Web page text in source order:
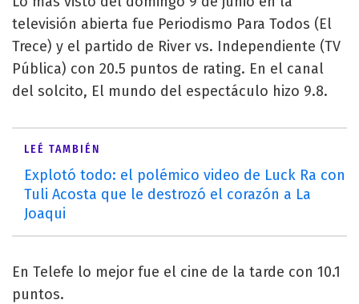
televisión abierta fue Periodismo Para Todos (El
Trece) y el partido de River vs. Independiente (TV
Pública) con 20.5 puntos de rating. En el canal
del solcito, El mundo del espectáculo hizo 9.8.
LEÉ TAMBIÉN
Explotó todo: el polémico video de Luck Ra con
Tuli Acosta que le destrozó el corazón a La
Joaqui
En Telefe lo mejor fue el cine de la tarde con 10.1
puntos.